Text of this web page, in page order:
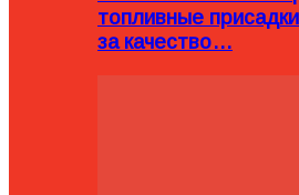
топливные
за качество…